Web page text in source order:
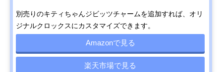
別売りのキティちゃんジビッツチャームを追加すれば、オリ
ジナルクロックスにカスタマイズできます。
Amazonで見る
楽天市場で見る